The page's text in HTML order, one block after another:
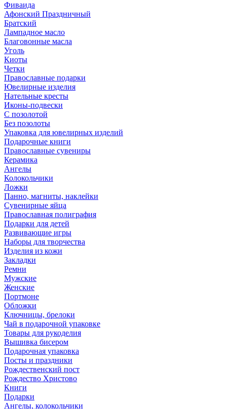
Фиваида
Афонский Праздничный
Братский
Лампадное масло
Благовонные масла
Уголь
Киоты
Четки
Православные подарки
Ювелирные изделия
Нательные кресты
Иконы-подвески
С позолотой
Без позолоты
Упаковка для ювелирных изделий
Подарочные книги
Православные сувениры
Керамика
Ангелы
Колокольчики
Ложки
Панно, магниты, наклейки
Сувенирные яйца
Православная полиграфия
Подарки для детей
Развивающие игры
Наборы для творчества
Изделия из кожи
Закладки
Ремни
Мужские
Женские
Портмоне
Обложки
Ключницы, брелоки
Чай в подарочной упаковке
Товары для рукоделия
Вышивка бисером
Подарочная упаковка
Посты и праздники
Рождественский пост
Рождество Христово
Книги
Подарки
Ангелы, колокольчики